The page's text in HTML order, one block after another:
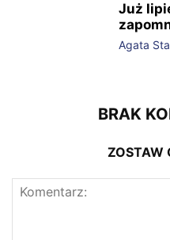
Już
Agata
BRAK
ZOSTAW